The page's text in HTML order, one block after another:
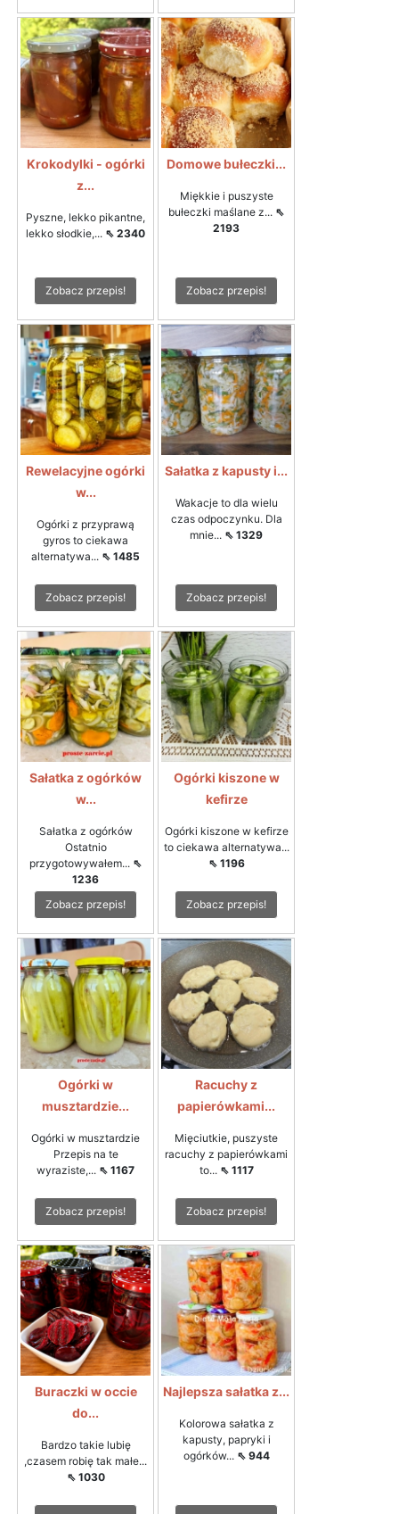
Krokodylki - ogórki
z...
Pyszne, lekko pikantne,
lekko słodkie,... ⇖ 2340
Zobacz przepis!
Domowe bułeczki...
Miękkie i puszyste
bułeczki maślane z... ⇖
2193
Zobacz przepis!
Rewelacyjne ogórki
w...
Ogórki z przyprawą
gyros to ciekawa
alternatywa... ⇖ 1485
Zobacz przepis!
Sałatka z kapusty i...
Wakacje to dla wielu
czas odpoczynku. Dla
mnie... ⇖ 1329
Zobacz przepis!
Sałatka z ogórków
w...
Sałatka z ogórków
Ostatnio
przygotowywałem... ⇖
1236
Zobacz przepis!
Ogórki kiszone w
kefirze
Ogórki kiszone w kefirze
to ciekawa alternatywa...
⇖ 1196
Zobacz przepis!
Ogórki w
musztardzie...
Ogórki w musztardzie
Przepis na te
wyraziste,... ⇖ 1167
Zobacz przepis!
Racuchy z
papierówkami...
Mięciutkie, puszyste
racuchy z papierówkami
to... ⇖ 1117
Zobacz przepis!
Buraczki w occie
do...
Bardzo takie lubię
,czasem robię tak małe...
⇖ 1030
Najlepsza sałatka z...
Kolorowa sałatka z
kapusty, papryki i
ogórków... ⇖ 944